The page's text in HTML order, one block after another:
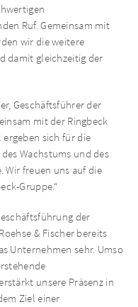
Ruf. Gemeinsam mit
wir die weitere
damit gleichzeitig der
Geschäftsführer der
mit der Ringbeck
ergeben sich für die
Wachstums und des
Wir freuen uns auf die
Gruppe.“
der
& Fischer bereits
Unternehmen sehr. Umso
unsere Präsenz in
Ziel einer